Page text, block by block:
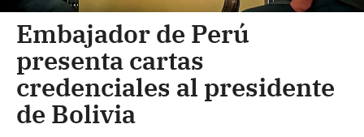
Embajador de Perú
presenta cartas
credenciales al presidente
de Bolivia